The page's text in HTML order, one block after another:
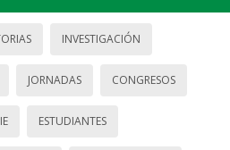
INVESTIGACIÓN
JORNADAS CONGRESOS
ESTUDIANTES